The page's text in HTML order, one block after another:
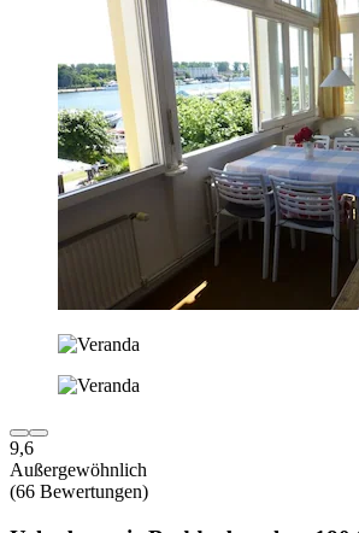
9,6
Außergewöhnlich
(66 Bewertungen)